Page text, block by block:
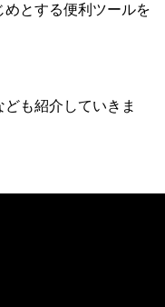
とする便利ツールを
も紹介していきま